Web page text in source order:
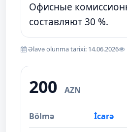
Офисные
составляют 30 %.
Əlavə olunma tarixi: 14.06.2026
200 AZN
Bölmə İcarə